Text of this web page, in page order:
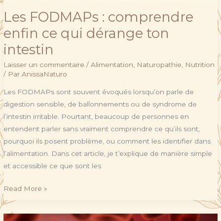
Les FODMAPs : comprendre
enfin ce qui dérange ton
intestin
Laisser un commentaire /Alimentation, Naturopathie, Nutrition
/ ParAnissaNaturo
Les FODMAPs sont souvent évoqués lorsqu’on parle de
digestion sensible, de ballonnements ou de syndrome de
l’intestin irritable. Pourtant, beaucoup de personnes en
entendent parler sans vraiment comprendre ce qu’ils sont,
pourquoi ils posent problème, ou comment les identifier dans
l’alimentation. Dans cet article, je t’explique de manière simple
et accessible ce que sont les
Read More »
Anémie